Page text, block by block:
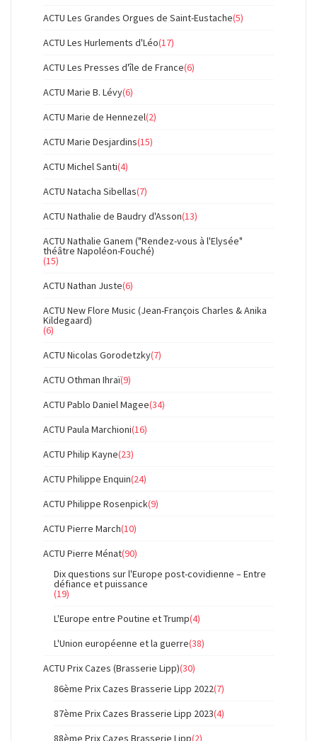
ACTU Les Grandes Orgues de Saint-Eustache(5)
ACTU Les Hurlements d'Léo(17)
ACTU Les Presses d'île de France(6)
ACTU Marie B. Lévy(6)
ACTU Marie de Hennezel(2)
ACTU Marie Desjardins(15)
ACTU Michel Santi(4)
ACTU Natacha Sibellas(7)
ACTU Nathalie de Baudry d'Asson(13)
ACTU Nathalie Ganem ("Rendez-vous à l'Elysée"
théâtre Napoléon-Fouché)
(15)
ACTU Nathan Juste(6)
ACTU New Flore Music (Jean-François Charles & Anika
Kildegaard)
(6)
ACTU Nicolas Gorodetzky(7)
ACTU Othman Ihraï(9)
ACTU Pablo Daniel Magee(34)
ACTU Paula Marchioni(16)
ACTU Philip Kayne(23)
ACTU Philippe Enquin(24)
ACTU Philippe Rosenpick(9)
ACTU Pierre March(10)
ACTU Pierre Ménat(90)
Dix questions sur l'Europe post-covidienne – Entre
défiance et puissance
(19)
L'Europe entre Poutine et Trump(4)
L'Union européenne et la guerre(38)
ACTU Prix Cazes (Brasserie Lipp)(30)
86ème Prix Cazes Brasserie Lipp 2022(7)
87ème Prix Cazes Brasserie Lipp 2023(4)
88ème Prix Cazes Brasserie Lipp(2)